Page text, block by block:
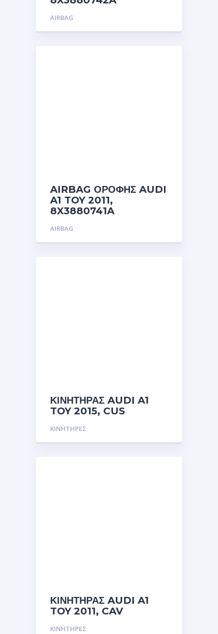
AIRBAG
AIRBAG ΟΡΟΦΗΣ AUDI
A1 TOY 2011,
8X3880741A
AIRBAG
ΚΙΝΗΤΗΡΑΣ AUDI A1
TOY 2015, CUS
ΚΙΝΗΤΗΡΕΣ
ΚΙΝΗΤΗΡΑΣ AUDI A1
TOY 2011, CAV
ΚΙΝΗΤΗΡΕΣ